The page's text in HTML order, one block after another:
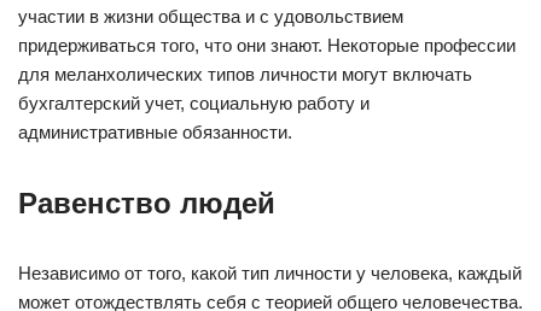
участии в жизни общества и с удовольствием
придерживаться того, что они знают. Некоторые профессии
для меланхолических типов личности могут включать
бухгалтерский учет, социальную работу и
административные обязанности.
Равенство людей
Независимо от того, какой тип личности у человека, каждый
может отождествлять себя с теорией общего человечества.